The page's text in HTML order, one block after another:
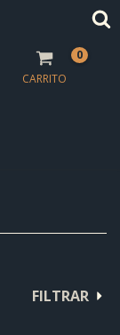
CARRITO
0
FILTRAR